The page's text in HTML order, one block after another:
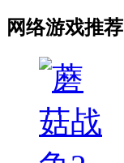
网络游戏推荐